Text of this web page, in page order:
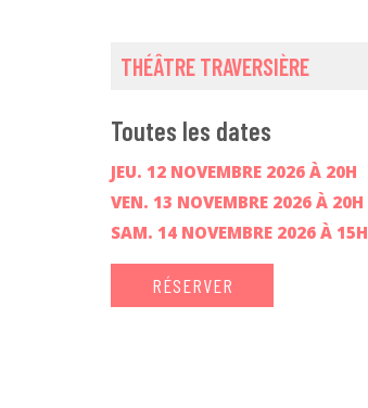
THÉÂTRE TRAVERSIÈRE
Toutes les dates
JEU. 12 NOVEMBRE 2026 À 20H
VEN. 13 NOVEMBRE 2026 À 20H
SAM. 14 NOVEMBRE 2026 À 15H
RÉSERVER